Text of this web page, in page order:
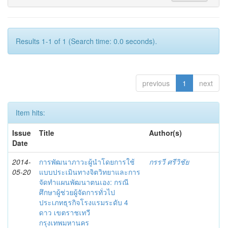
Results 1-1 of 1 (Search time: 0.0 seconds).
previous 1 next
Item hits:
Issue
Date
Title Author(s)
2014-
05-20
การพัฒนาภาวะผู้นำโดยการใช้
แบบประเมินทางจิตวิทยาและการ
จัดทำแผนพัฒนาตนเอง: กรณี
ศึกษาผู้ช่วยผู้จัดการทั่วไป
ประเภทธุรกิจโรงแรมระดับ 4
ดาว เขตราชเทวี
กรุงเทพมหานคร
กรรวี ศรีวิชัย